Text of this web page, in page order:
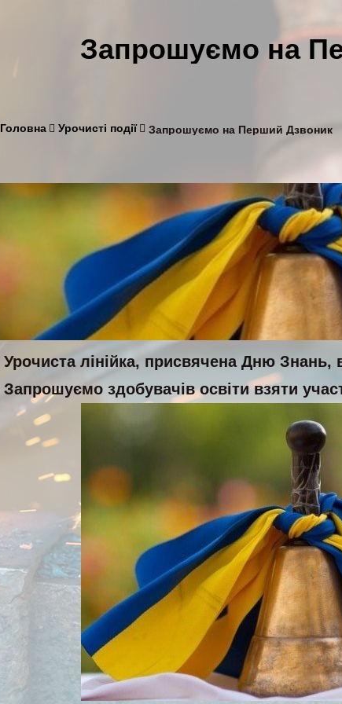
Запрошуємо на
Головна Урочисті події Запрошуємо на Перший Дзвоник
Урочиста лінійка, присвячена Дню Знань,
Запрошуємо здобувачів освіти взяти